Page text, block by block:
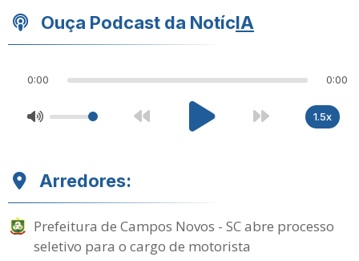
Ouça Podcast da NotícIA
0:00 0:00
1.5x
Arredores:
Prefeitura de Campos Novos - SC abre processo
seletivo para o cargo de motorista